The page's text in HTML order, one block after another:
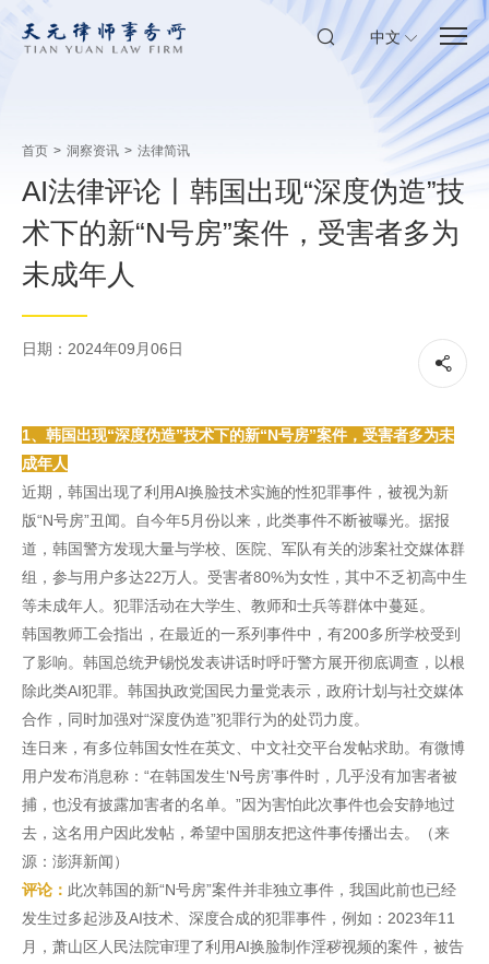
中文
首页 > 洞察资讯 > 法律简讯
AI法律评论丨韩国出现“深度伪造”技
术下的新“N号房”案件，受害者多为
未成年人
日期：2024年09月06日
1、韩国出现“深度伪造”技术下的新“N号房”案件，受害者多为未
成年人
近期，韩国出现了利用AI换脸技术实施的性犯罪事件，被视为新
版“N号房”丑闻。自今年5月份以来，此类事件不断被曝光。据报
道，韩国警方发现大量与学校、医院、军队有关的涉案社交媒体群
组，参与用户多达22万人。受害者80%为女性，其中不乏初高中生
等未成年人。犯罪活动在大学生、教师和士兵等群体中蔓延。
韩国教师工会指出，在最近的一系列事件中，有200多所学校受到
了影响。韩国总统尹锡悦发表讲话时呼吁警方展开彻底调查，以根
除此类AI犯罪。韩国执政党国民力量党表示，政府计划与社交媒体
合作，同时加强对“深度伪造”犯罪行为的处罚力度。
连日来，有多位韩国女性在英文、中文社交平台发帖求助。有微博
用户发布消息称：“在韩国发生‘N号房’事件时，几乎没有加害者被
捕，也没有披露加害者的名单。”因为害怕此次事件也会安静地过
去，这名用户因此发帖，希望中国朋友把这件事传播出去。（来
源：澎湃新闻）
评论： 此次韩国的新“N号房”案件并非独立事件，我国此前也已经
发生过多起涉及AI技术、深度合成的犯罪事件，例如：2023年11
月，萧山区人民法院审理了利用AI换脸制作淫秽视频的案件，被告